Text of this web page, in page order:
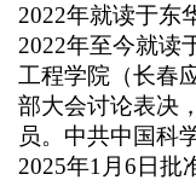
2022年就读于东
2022年至今就读
工程学院（长春
部大会讨论表决
员。中共中国科
2025年1月6日批